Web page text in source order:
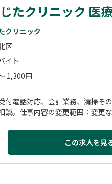
たクリニック 医
クリニック
区
イト
1,300円
付電話対応、会計業務、清掃そ
談。仕事内容の変更範囲：変更
この求人を見